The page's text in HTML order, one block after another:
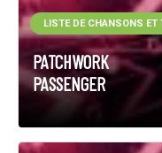
PATCHWORK
PASSENGER
LISTE DE CHANSONS ET